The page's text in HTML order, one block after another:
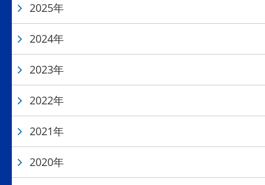
2025年
2024年
2023年
2022年
2021年
2020年